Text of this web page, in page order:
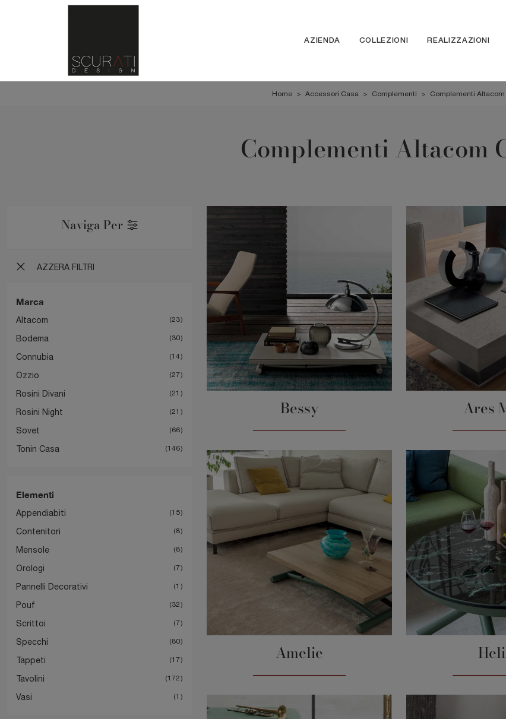
AZIENDA COLLEZIONI REALIZZAZIONI
Home > Accessori Casa > Complementi > Complementi Altacom
Complementi Altacom
Naviga Per
AZZERA FILTRI
Marca
Altacom 23
Bodema 30
Connubia 14
Ozzio 27
Rosini Divani 21
Rosini Night 21
Sovet 66
Tonin Casa 146
Elementi
Appendiabiti 15
Contenitori 8
Mensole 8
Orologi 7
Pannelli Decorativi 1
Pouf 32
Scrittoi 7
Specchi 80
Tappeti 17
Tavolini 172
Vasi 1
Bessy Ares
Amelie